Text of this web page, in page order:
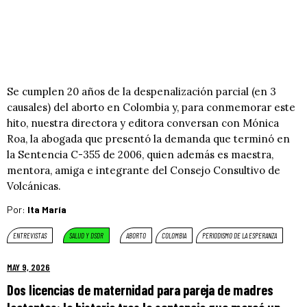
Se cumplen 20 años de la despenalización parcial (en 3
causales) del aborto en Colombia y, para conmemorar este
hito, nuestra directora y editora conversan con Mónica
Roa, la abogada que presentó la demanda que terminó en
la Sentencia C-355 de 2006, quien además es maestra,
mentora, amiga e integrante del Consejo Consultivo de
Volcánicas.
Por: Ita María
ENTREVISTAS SALUD Y DSDR ABORTO COLOMBIA PERIODISMO DE LA ESPERANZA
MAY 9, 2026
Dos licencias de maternidad para pareja de madres